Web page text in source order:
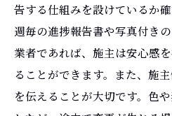
告する仕組みを設けているか
週毎の進捗報告書や写真付き
業者であれば、施主は安心感
ることができます。また、施
を伝えることが大切です。色